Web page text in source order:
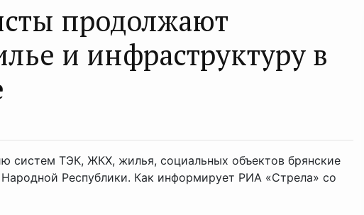
продолжают
и инфраструктуру в
систем ТЭК, ЖКХ, жилья, социальных объектов брянские
Республики. Как информирует РИА «Стрела» со